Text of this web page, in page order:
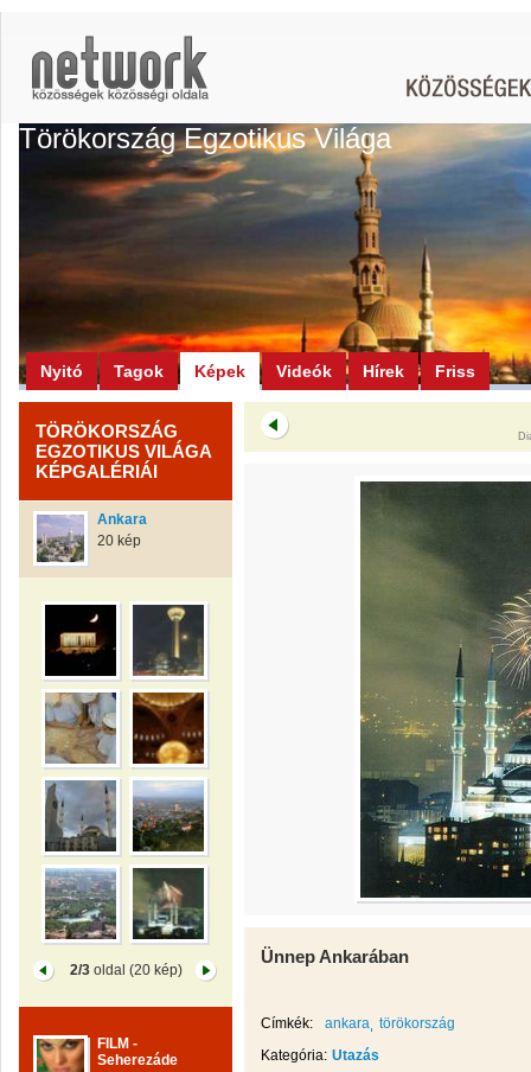
Törökország Egzotikus Világa
Nyitó Tagok Képek Videók Hírek Friss
TÖRÖKORSZÁG
EGZOTIKUS VILÁGA
KÉPGALÉRIÁI
Ankara
20 kép
2/3oldal (20 kép)
FILM -
Seherezáde
Ünnep Ankarában
Címkék: ankara törökország
Kategória: Utazás